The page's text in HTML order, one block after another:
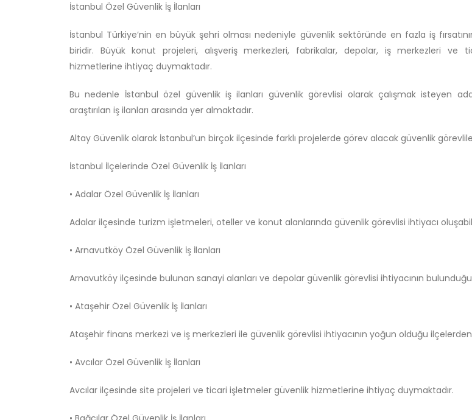
İstanbul Özel Güvenlik İş İlanları
İstanbul Türkiye’nin en büyük şehri olması nedeniyle güvenlik sektöründe en fazla iş
biridir. Büyük konut projeleri, alışveriş merkezleri, fabrikalar, depolar, iş merkezleri ve
hizmetlerine ihtiyaç duymaktadır.
Bu nedenle İstanbul özel güvenlik iş ilanları güvenlik görevlisi olarak çalışmak isteyen
araştırılan iş ilanları arasında yer almaktadır.
Altay Güvenlik olarak İstanbul’un birçok ilçesinde farklı projelerde görev alacak güvenlik
İstanbul İlçelerinde Özel Güvenlik İş İlanları
• Adalar Özel Güvenlik İş İlanları
Adalar ilçesinde turizm işletmeleri, oteller ve konut alanlarında güvenlik görevlisi ihtiyacı
• Arnavutköy Özel Güvenlik İş İlanları
Arnavutköy ilçesinde bulunan sanayi alanları ve depolar güvenlik görevlisi ihtiyacının bulunduğu
• Ataşehir Özel Güvenlik İş İlanları
Ataşehir finans merkezi ve iş merkezleri ile güvenlik görevlisi ihtiyacının yoğun olduğu
• Avcılar Özel Güvenlik İş İlanları
Avcılar ilçesinde site projeleri ve ticari işletmeler güvenlik hizmetlerine ihtiyaç duymaktadır.